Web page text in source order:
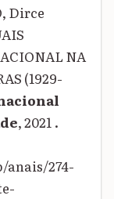
Dirce
NA
(1929-
, 2021 .
274-